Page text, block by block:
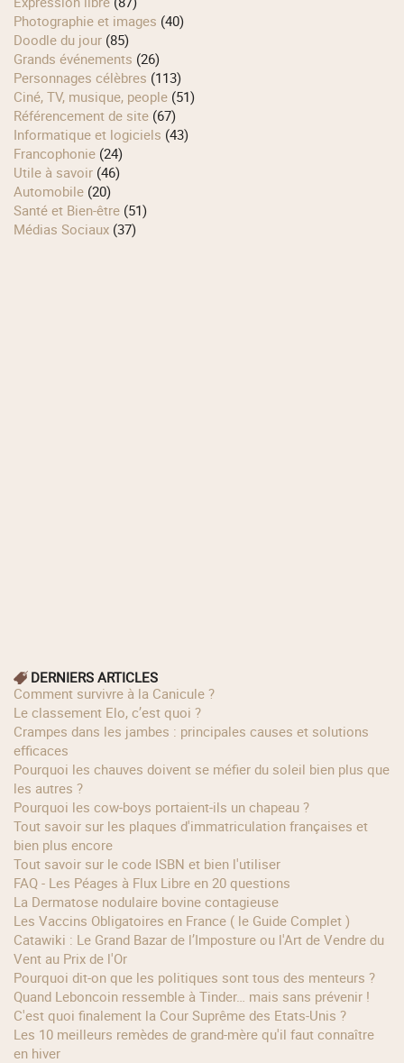
Photographie et images (40)
Doodle du jour (85)
Grands événements (26)
Personnages célèbres (113)
Ciné, TV, musique, people (51)
Référencement de site (67)
Informatique et logiciels (43)
Francophonie (24)
Utile à savoir (46)
Automobile (20)
Santé et Bien-être (51)
Médias Sociaux (37)
DERNIERS ARTICLES
Comment survivre à la Canicule ?
Le classement Elo, c’est quoi ?
Crampes dans les jambes : principales causes et solutions
efficaces
Pourquoi les chauves doivent se méfier du soleil bien plus que
les autres ?
Pourquoi les cow‑boys portaient‑ils un chapeau ?
Tout savoir sur les plaques d'immatriculation françaises et
bien plus encore
Tout savoir sur le code ISBN et bien l'utiliser
FAQ - Les Péages à Flux Libre en 20 questions
La Dermatose nodulaire bovine contagieuse
Les Vaccins Obligatoires en France ( le Guide Complet )
Catawiki : Le Grand Bazar de l’Imposture ou l'Art de Vendre du
Vent au Prix de l'Or
Pourquoi dit-on que les politiques sont tous des menteurs ?
Quand Leboncoin ressemble à Tinder… mais sans prévenir !
C'est quoi finalement la Cour Suprême des Etats-Unis ?
Les 10 meilleurs remèdes de grand-mère qu'il faut connaître
en hiver